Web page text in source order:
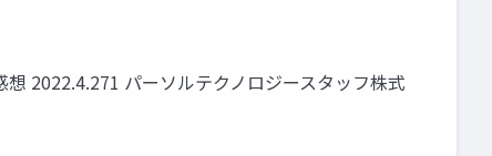
2022.4.271 パーソルテクノロジースタッフ株式